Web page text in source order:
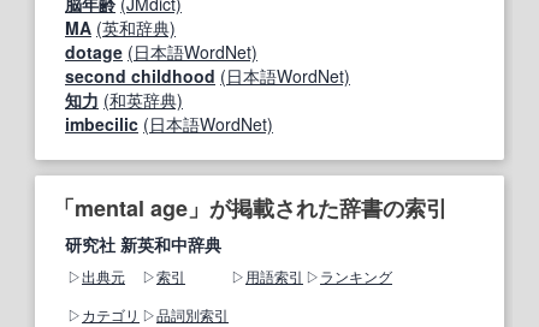
MA (英和辞典)
dotage (日本語WordNet)
second childhood (日本語WordNet)
知力 (和英辞典)
imbecilic (日本語WordNet)
「mental age」が掲載された辞書の索引
研究社 新英和中辞典
出典元 索引 用語索引
ランキング
カテゴリ
品詞別索引